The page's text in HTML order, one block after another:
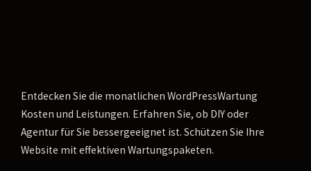
Entdecken Sie die monatlichen WordPressWartung
Kosten und Leistungen. Erfahren Sie, ob DIY oder
Agentur für Sie bessergeeignet ist. Schützen Sie Ihre
Website mit effektiven Wartungspaketen.